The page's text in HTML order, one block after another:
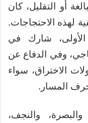
أو التقليل، كان
لهذه الاحتجاجات.
شارك في
وفي الدفاع عن
الاختراق، سواء
المسار.
والنجف،